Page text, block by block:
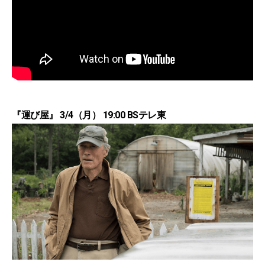
『運び屋』 3/4（月） 19:00 BSテレ東